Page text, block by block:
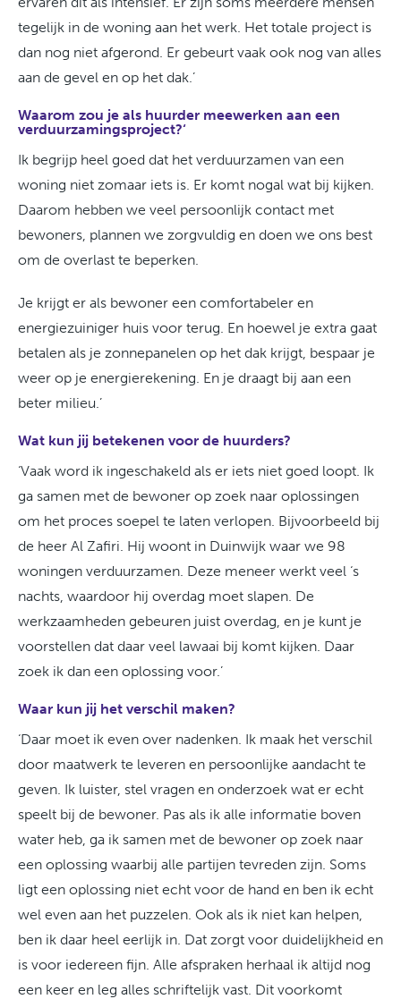
tegelijk in de woning aan het werk. Het totale project is
dan nog niet afgerond. Er gebeurt vaak ook nog van alles
aan de gevel en op het dak.’
Waarom zou je als huurder meewerken aan een
verduurzamingsproject?‘
Ik begrijp heel goed dat het verduurzamen van een
woning niet zomaar iets is. Er komt nogal wat bij kijken.
Daarom hebben we veel persoonlijk contact met
bewoners, plannen we zorgvuldig en doen we ons best
om de overlast te beperken.
Je krijgt er als bewoner een comfortabeler en
energiezuiniger huis voor terug. En hoewel je extra gaat
betalen als je zonnepanelen op het dak krijgt, bespaar je
weer op je energierekening. En je draagt bij aan een
beter milieu.’
Wat kun jij betekenen voor de huurders?
‘Vaak word ik ingeschakeld als er iets niet goed loopt. Ik
ga samen met de bewoner op zoek naar oplossingen
om het proces soepel te laten verlopen. Bijvoorbeeld bij
de heer Al Zafiri. Hij woont in Duinwijk waar we 98
woningen verduurzamen. Deze meneer werkt veel ‘s
nachts, waardoor hij overdag moet slapen. De
werkzaamheden gebeuren juist overdag, en je kunt je
voorstellen dat daar veel lawaai bij komt kijken. Daar
zoek ik dan een oplossing voor.’
Waar kun jij het verschil maken?
‘Daar moet ik even over nadenken. Ik maak het verschil
door maatwerk te leveren en persoonlijke aandacht te
geven. Ik luister, stel vragen en onderzoek wat er echt
speelt bij de bewoner. Pas als ik alle informatie boven
water heb, ga ik samen met de bewoner op zoek naar
een oplossing waarbij alle partijen tevreden zijn. Soms
ligt een oplossing niet echt voor de hand en ben ik echt
wel even aan het puzzelen. Ook als ik niet kan helpen,
ben ik daar heel eerlijk in. Dat zorgt voor duidelijkheid en
is voor iedereen fijn. Alle afspraken herhaal ik altijd nog
een keer en leg alles schriftelijk vast. Dit voorkomt